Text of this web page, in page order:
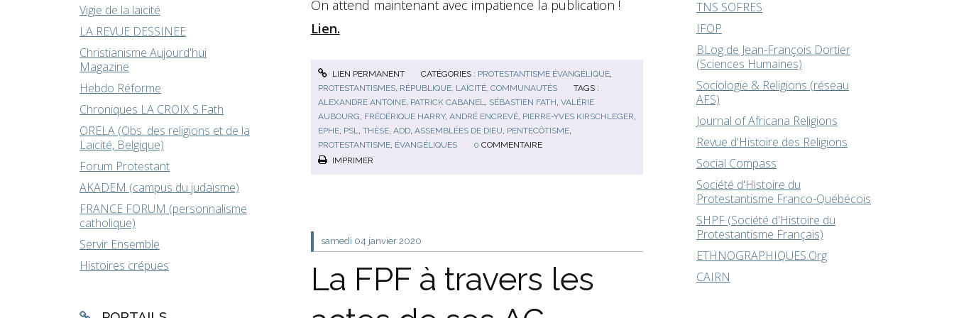
Vigie de la laïcité
LA REVUE DESSINEE
Christianisme Aujourd'hui
Magazine
Hebdo Réforme
Chroniques LA CROIX S.Fath
ORELA (Obs. des religions et de la
Laïcité, Belgique)
Forum Protestant
AKADEM (campus du judaïsme)
FRANCE FORUM (personnalisme
catholique)
Servir Ensemble
Histoires crépues
On attend maintenant avec impatience la publication !
Lien.
LIEN PERMANENT CATÉGORIES : PROTESTANTISME ÉVANGÉLIQUE,
PROTESTANTISMES, RÉPUBLIQUE, LAÏCITÉ, COMMUNAUTÉS
TAGS :
ALEXANDRE ANTOINE, PATRICK CABANEL, SÉBASTIEN FATH, VALÉRIE
AUBOURG, FRÉDÉRIQUE HARRY, ANDRÉ ENCREVÉ, PIERRE-YVES KIRSCHLEGER,
EPHE, PSL, THÈSE, ADD, ASSEMBLÉES DE DIEU, PENTECÔTISME,
PROTESTANTISME, ÉVANGÉLIQUES 0 COMMENTAIRE
IMPRIMER
samedi 04 janvier 2020
La FPF à travers les
TNS SOFRES
IFOP
BLog de Jean-François Dortier
(Sciences Humaines)
Sociologie & Religions (réseau
AFS)
Journal of Africana Religions
Revue d'Histoire des Religions
Social Compass
Société d'Histoire du
Protestantisme Franco-Québécois
SHPF (Société d'Histoire du
Protestantisme Français)
ETHNOGRAPHIQUES.Org
CAIRN